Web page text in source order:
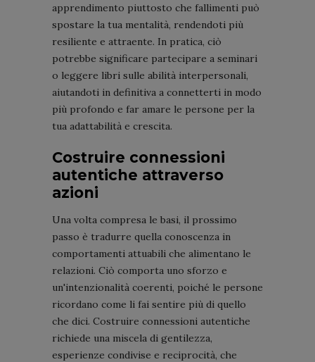
apprendimento piuttosto che fallimenti può
spostare la tua mentalità, rendendoti più
resiliente e attraente. In pratica, ciò
potrebbe significare partecipare a seminari
o leggere libri sulle abilità interpersonali,
aiutandoti in definitiva a connetterti in modo
più profondo e far amare le persone per la
tua adattabilità e crescita.
Costruire connessioni
autentiche attraverso
azioni
Una volta compresa le basi, il prossimo
passo è tradurre quella conoscenza in
comportamenti attuabili che alimentano le
relazioni. Ciò comporta uno sforzo e
un'intenzionalità coerenti, poiché le persone
ricordano come li fai sentire più di quello
che dici. Costruire connessioni autentiche
richiede una miscela di gentilezza,
esperienze condivise e reciprocità, che